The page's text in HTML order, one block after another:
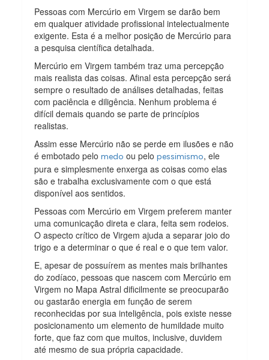
Pessoas com Mercúrio em Virgem se darão bem
em qualquer atividade profissional intelectualmente
exigente. Esta é a melhor posição de Mercúrio para
a pesquisa científica detalhada.
Mercúrio em Virgem também traz uma percepção
mais realista das coisas. Afinal esta percepção será
sempre o resultado de análises detalhadas, feitas
com paciência e diligência. Nenhum problema é
difícil demais quando se parte de princípios
realistas.
Assim esse Mercúrio não se perde em ilusões e não
é embotado pelomedo ou pelopessimismo, ele
pura e simplesmente enxerga as coisas como elas
são e trabalha exclusivamente com o que está
disponível aos sentidos.
Pessoas com Mercúrio em Virgem preferem manter
uma comunicação direta e clara, feita sem rodeios.
O aspecto crítico de Virgem ajuda a separar joio do
trigo e a determinar o que é real e o que tem valor.
E, apesar de possuírem as mentes mais brilhantes
do zodíaco, pessoas que nascem com Mercúrio em
Virgem no Mapa Astral dificilmente se preocuparão
ou gastarão energia em função de serem
reconhecidas por sua inteligência, pois existe nesse
posicionamento um elemento de humildade muito
forte, que faz com que muitos, inclusive, duvidem
até mesmo de sua própria capacidade.